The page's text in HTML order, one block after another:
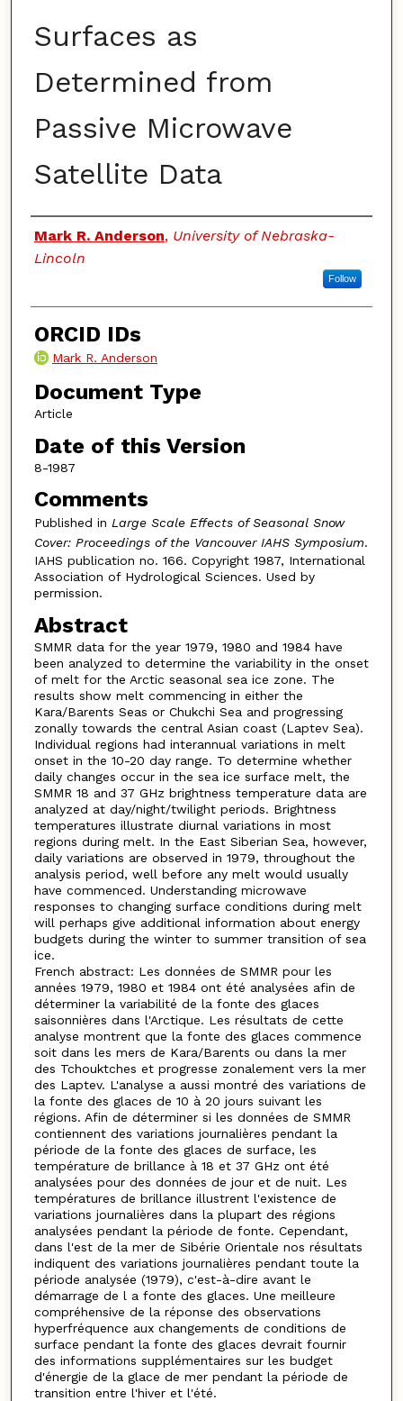
Surfaces as
Determined from
Passive Microwave
Satellite Data
Authors
Mark R. Anderson, University of Nebraska-
Lincoln
Follow
ORCID IDs
Mark R. Anderson
Document Type
Article
Date of this Version
8-1987
Comments
Published in Large Scale Effects of Seasonal Snow
Cover: Proceedings of the Vancouver IAHS Symposium.
IAHS publication no. 166. Copyright 1987, International
Association of Hydrological Sciences. Used by
permission.
Abstract
SMMR data for the year 1979, 1980 and 1984 have
been analyzed to determine the variability in the onset
of melt for the Arctic seasonal sea ice zone. The
results show melt commencing in either the
Kara/Barents Seas or Chukchi Sea and progressing
zonally towards the central Asian coast (Laptev Sea).
Individual regions had interannual variations in melt
onset in the 10-20 day range. To determine whether
daily changes occur in the sea ice surface melt, the
SMMR 18 and 37 GHz brightness temperature data are
analyzed at day/night/twilight periods. Brightness
temperatures illustrate diurnal variations in most
regions during melt. In the East Siberian Sea, however,
daily variations are observed in 1979, throughout the
analysis period, well before any melt would usually
have commenced. Understanding microwave
responses to changing surface conditions during melt
will perhaps give additional information about energy
budgets during the winter to summer transition of sea
ice.
French abstract: Les données de SMMR pour les
années 1979, 1980 et 1984 ont été analysées afin de
déterminer la variabilité de la fonte des glaces
saisonnières dans l'Arctique. Les résultats de cette
analyse montrent que la fonte des glaces commence
soit dans les mers de Kara/Barents ou dans la mer
des Tchouktches et progresse zonalement vers la mer
des Laptev. L'analyse a aussi montré des variations de
la fonte des glaces de 10 à 20 jours suivant les
régions. Afin de déterminer si les données de SMMR
contiennent des variations journalières pendant la
période de la fonte des glaces de surface, les
température de brillance à 18 et 37 GHz ont été
analysées pour des données de jour et de nuit. Les
températures de brillance illustrent l'existence de
variations journalières dans la plupart des régions
analysées pendant la période de fonte. Cependant,
dans l'est de la mer de Sibérie Orientale nos résultats
indiquent des variations journalières pendant toute la
période analysée (1979), c'est-à-dire avant le
démarrage de l a fonte des glaces. Une meilleure
compréhensive de la réponse des observations
hyperfréquence aux changements de conditions de
surface pendant la fonte des glaces devrait fournir
des informations supplémentaires sur les budget
d'énergie de la glace de mer pendant la période de
transition entre l'hiver et l'été.